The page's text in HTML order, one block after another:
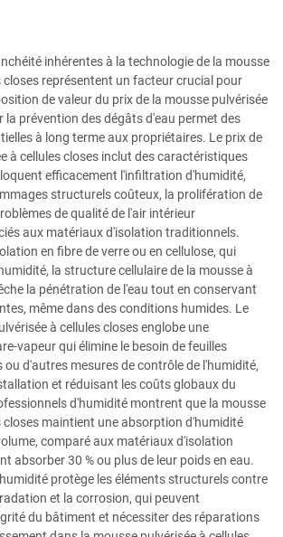
inhérentes à la technologie de la mousse
closes représentent un facteur crucial pour
de valeur du prix de la mousse pulvérisée
la prévention des dégâts d'eau permet des
à long terme aux propriétaires. Le prix de
à cellules closes inclut des caractéristiques
efficacement l'infiltration d'humidité,
structurels coûteux, la prolifération de
de qualité de l'air intérieur
aux matériaux d'isolation traditionnels.
en fibre de verre ou en cellulose, qui
la structure cellulaire de la mousse à
la pénétration de l'eau tout en conservant
même dans des conditions humides. Le
à cellules closes englobe une
vapeur qui élimine le besoin de feuilles
ou d'autres mesures de contrôle de l'humidité,
et réduisant les coûts globaux du
d'humidité montrent que la mousse
closes maintient une absorption d'humidité
comparé aux matériaux d'isolation
absorber 30 % ou plus de leur poids en eau.
protège les éléments structurels contre
et la corrosion, qui peuvent
du bâtiment et nécessiter des réparations